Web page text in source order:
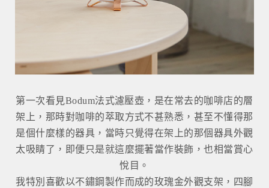
第一次看見Bodum法式濾壓壺，是在常去的咖啡店的層
架上，那時對咖啡的萃取方式不甚熟悉，甚至不懂得那
是個什麼樣的器具，當時只覺得在架上的那個器具外觀
太吸睛了，即便只是就這麼擺著當作裝飾，也相當賞心
悅目。
我特別喜歡以不鏽鋼製作而成的玫瑰金外觀支架，四腳